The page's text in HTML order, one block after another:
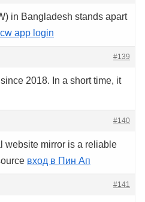
in Bangladesh stands apart
app login
#139
2018. In a short time, it
#140
website mirror is a reliable
вход в Пин Ап
#141